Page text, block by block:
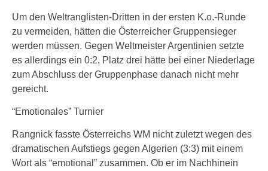
Um den Weltranglisten-Dritten in der ersten K.o.-Runde
zu vermeiden, hätten die Österreicher Gruppensieger
werden müssen. Gegen Weltmeister Argentinien setzte
es allerdings ein 0:2, Platz drei hätte bei einer Niederlage
zum Abschluss der Gruppenphase danach nicht mehr
gereicht.
“Emotionales” Turnier
Rangnick fasste Österreichs WM nicht zuletzt wegen des
dramatischen Aufstiegs gegen Algerien (3:3) mit einem
Wort als “emotional” zusammen. Ob er im Nachhinein